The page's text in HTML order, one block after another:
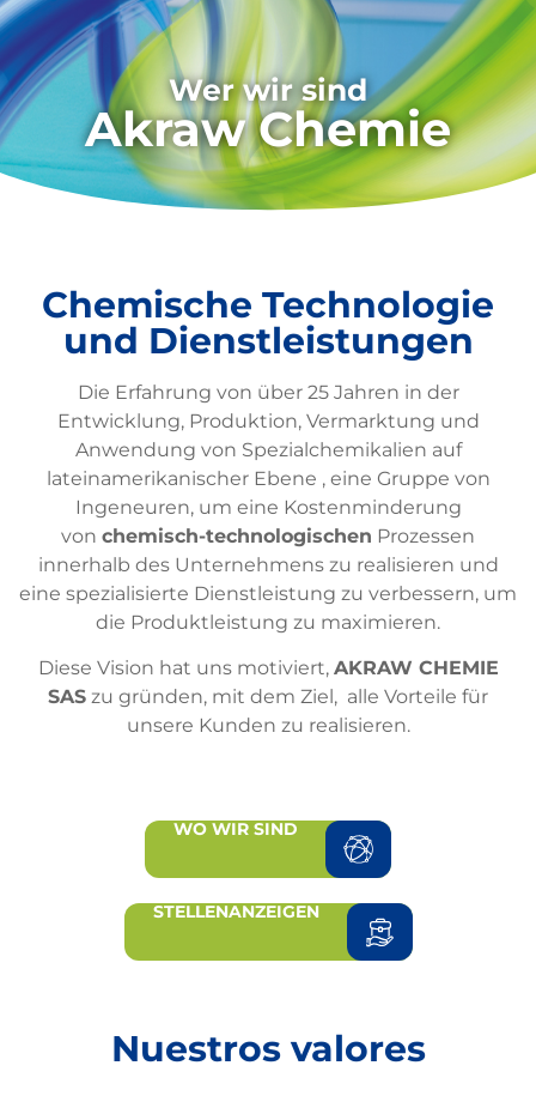
Wer wir sind
Akraw Chemie
Chemische Technologie
und Dienstleistungen
Die Erfahrung von über 25 Jahren in der
Entwicklung, Produktion, Vermarktung und
Anwendung von Spezialchemikalien auf
lateinamerikanischer Ebene , eine Gruppe von
Ingeneuren, um eine Kostenminderung
von chemisch-technologischen Prozessen
innerhalb des Unternehmens zu realisieren und
eine spezialisierte Dienstleistung zu verbessern, um
die Produktleistung zu maximieren.
Diese Vision hat uns motiviert, AKRAW CHEMIE
SAS zu gründen, mit dem Ziel, alle Vorteile für
unsere Kunden zu realisieren.
WO WIR SIND
STELLENANZEIGEN
Nuestros valores